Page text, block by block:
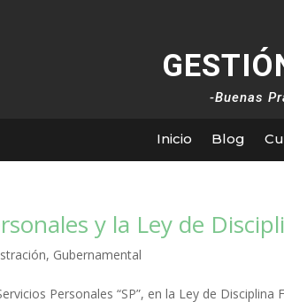
-Buenas
Inicio Blog
y la Ley de
, Gubernamental
Personales “SP”, en la Ley de Disciplina